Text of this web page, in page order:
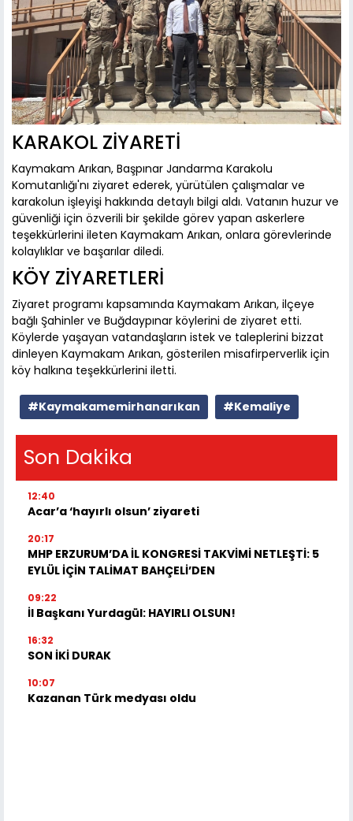
KARAKOL ZİYARETİ
Kaymakam Arıkan, Başpınar Jandarma Karakolu
Komutanlığı'nı ziyaret ederek, yürütülen çalışmalar ve
karakolun işleyişi hakkında detaylı bilgi aldı. Vatanın huzur ve
güvenliği için özverili bir şekilde görev yapan askerlere
teşekkürlerini ileten Kaymakam Arıkan, onlara görevlerinde
kolaylıklar ve başarılar diledi.
KÖY ZİYARETLERİ
Ziyaret programı kapsamında Kaymakam Arıkan, ilçeye
bağlı Şahinler ve Buğdaypınar köylerini de ziyaret etti.
Köylerde yaşayan vatandaşların istek ve taleplerini bizzat
dinleyen Kaymakam Arıkan, gösterilen misafirperverlik için
köy halkına teşekkürlerini iletti.
#Kaymakamemirhanarıkan #Kemaliye
Son Dakika
12:40
Acar’a ‘hayırlı olsun’ ziyareti
20:17
MHP ERZURUM’DA İL KONGRESİ TAKVİMİ NETLEŞTİ: 5
EYLÜL İÇİN TALİMAT BAHÇELİ’DEN
09:22
İl Başkanı Yurdagül: HAYIRLI OLSUN!
16:32
SON İKİ DURAK
10:07
Kazanan Türk medyası oldu